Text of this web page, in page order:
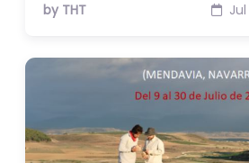
by THT Jul